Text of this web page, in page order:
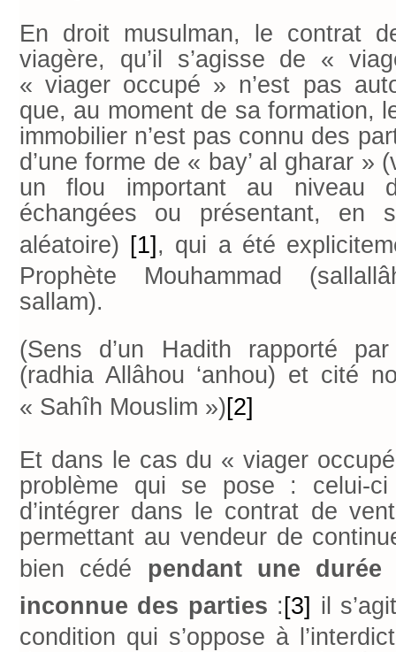
En droit musulman, le contrat
viagère, qu’il s’agisse de «
« viager occupé » n’est pas
que, au moment de sa formation,
immobilier n’est pas connu des
d’une forme de « bay’ al gharar »
un flou important au niveau
échangées ou présentant, en
aléatoire) [1] , qui a été
Prophète Mouhammad
sallam).
(Sens d’un Hadith rapporté
(radhia Allâhou ‘anhou) et cité
« Sahîh Mouslim »)[2]
Et dans le cas du « viager
problème qui se pose : celui-
d’intégrer dans le contrat de
permettant au vendeur de
bien cédé pendant une durée
inconnue des parties : [3] il
condition qui s’oppose à